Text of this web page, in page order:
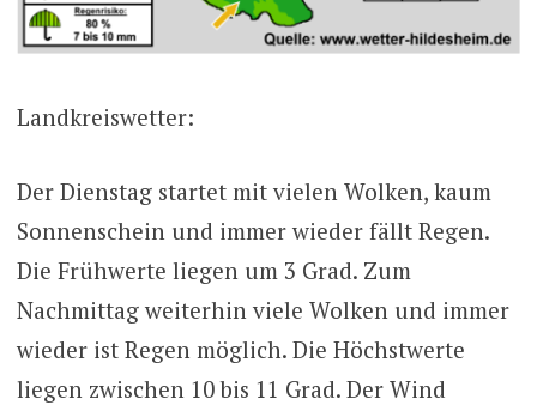
Landkreiswetter:
Der Dienstag startet mit vielen Wolken, kaum
Sonnenschein und immer wieder fällt Regen.
Die Frühwerte liegen um 3 Grad. Zum
Nachmittag weiterhin viele Wolken und immer
wieder ist Regen möglich. Die Höchstwerte
liegen zwischen 10 bis 11 Grad. Der Wind